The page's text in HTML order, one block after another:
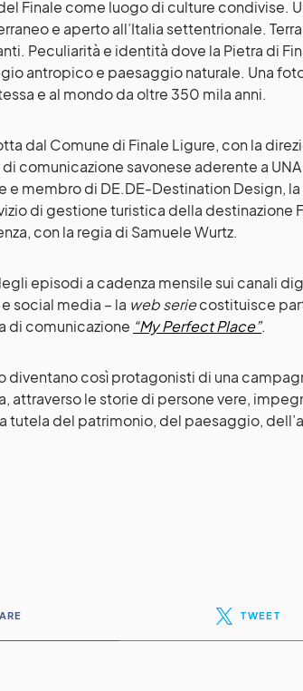
Finale come luogo di culture condivise.
e aperto all’Italia settentrionale.
Peculiarità e identità dove la Pietra di
antropico e paesaggio naturale. Una
e al mondo da oltre 350 mila anni.
dal Comune di Finale Ligure, con la
comunicazione savonese aderente a
e membro di DE.DE-Destination Design,
di gestione turistica della destinazione
con la regia di Samuele Wurtz.
episodi a cadenza mensile sui canali
social media – la web seriecostituisce
di comunicazione “My Perfect Place”.
diventano così protagonisti di una
attraverso le storie di persone vere,
tutela del patrimonio, del paesaggio,
TWEET